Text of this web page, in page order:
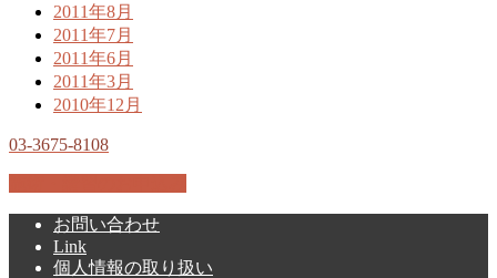
2011年8月
2011年7月
2011年6月
2011年3月
2010年12月
03-3675-8108
お問い合わせ
Link
個人情報の取り扱い